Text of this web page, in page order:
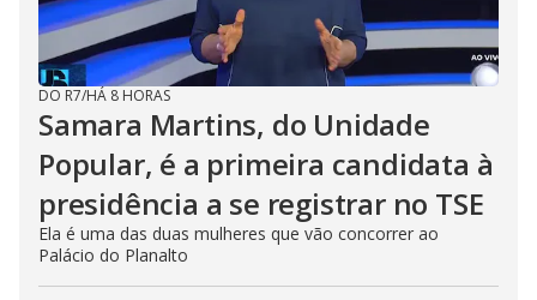
DO R7/HÁ 8 HORAS
Samara Martins, do Unidade
Popular, é a primeira candidata à
presidência a se registrar no TSE
Ela é uma das duas mulheres que vão concorrer ao
Palácio do Planalto